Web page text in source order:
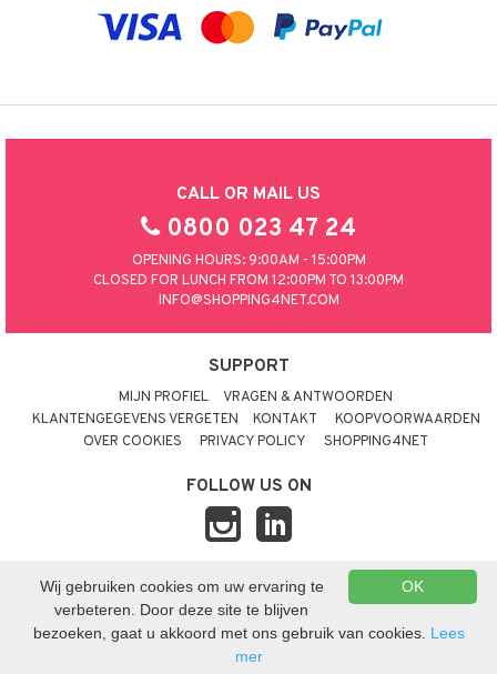
CALL OR MAIL US
0800 023 47 24
OPENING HOURS: 9:00AM - 15:00PM
CLOSED FOR LUNCH FROM 12:00PM TO 13:00PM
INFO@SHOPPING4NET.COM
SUPPORT
MIJN PROFIEL
VRAGEN & ANTWOORDEN
KLANTENGEGEVENS VERGETEN
KONTAKT
KOOPVOORWAARDEN
OVER COOKIES
PRIVACY POLICY SHOPPING4NET
FOLLOW US ON
© 2026 SHOPPING4NET•SITEMAP
NEDERLAND
OK
Wij gebruiken cookies om uw ervaring te
verbeteren. Door deze site te blijven
bezoeken, gaat u akkoord met ons gebruik van cookies. Lees
mer